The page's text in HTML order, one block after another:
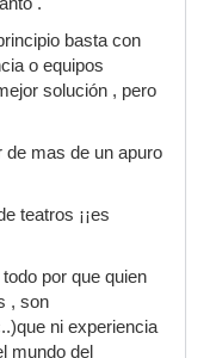
basta con
o equipos
solución , pero
de mas de un apuro
teatros ¡¡es
por que quien
, son
ni experiencia
mundo del